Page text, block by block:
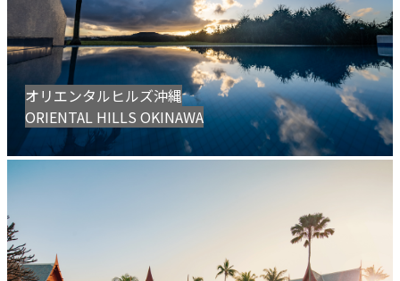
オリエンタルヒルズ沖縄
ORIENTAL HILLS OKINAWA